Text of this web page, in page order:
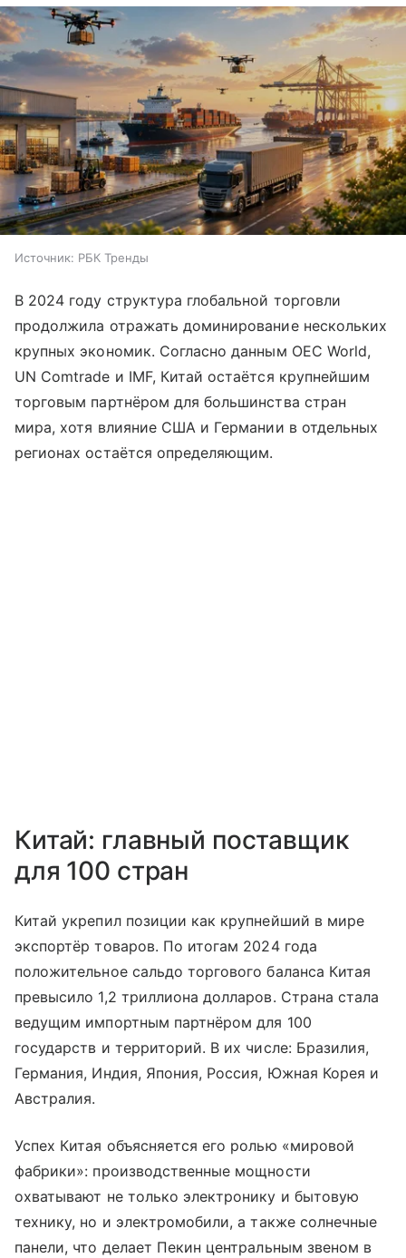
Источник: РБК Тренды
В 2024 году структура глобальной торговли
продолжила отражать доминирование нескольких
крупных экономик. Согласно данным OEC World,
UN Comtrade и IMF, Китай остаётся крупнейшим
торговым партнёром для большинства стран
мира, хотя влияние США и Германии в отдельных
регионах остаётся определяющим.
Китай: главный поставщик
для 100 стран
Китай укрепил позиции как крупнейший в мире
экспортёр товаров. По итогам 2024 года
положительное сальдо торгового баланса Китая
превысило 1,2 триллиона долларов. Страна стала
ведущим импортным партнёром для 100
государств и территорий. В их числе: Бразилия,
Германия, Индия, Япония, Россия, Южная Корея и
Австралия.
Успех Китая объясняется его ролью «мировой
фабрики»: производственные мощности
охватывают не только электронику и бытовую
технику, но и электромобили, а также солнечные
панели, что делает Пекин центральным звеном в